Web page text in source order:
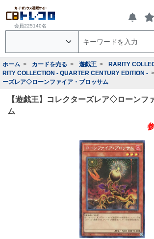
会員225140名
ホーム カードを売る 遊戯王 RARITY
RITY COLLECTION - QUARTER CENTURY EDITION -
ーズレア◇ローンファイア・ブロッサム
【遊戯王】コレクターズレア◇ローンフ
ム